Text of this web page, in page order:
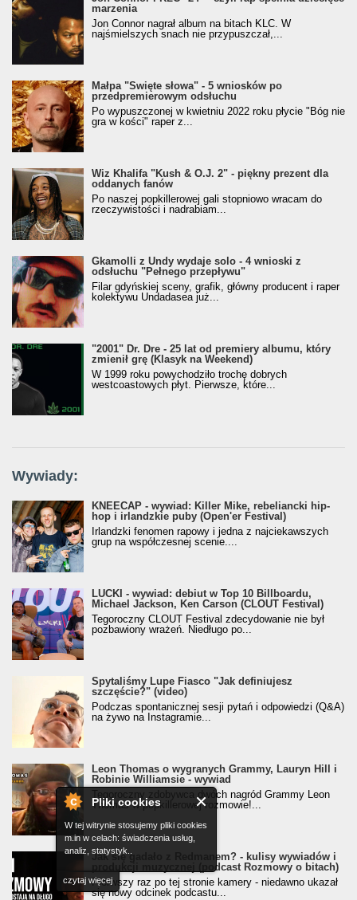
Pliki cookies
W tej witrynie stosujemy pliki cookies
m.in w celach: świadczenia usług,
analiz, statystyk..
czytaj więcej
marzenia
Jon Connor nagrał album na bitach KLC. W
najśmielszych snach nie przypuszczał,...
Małpa "Święte słowa" - 5 wniosków po
przedpremierowym odsłuchu
Po wypuszczonej w kwietniu 2022 roku płycie "Bóg nie
gra w kości" raper z...
Wiz Khalifa "Kush & O.J. 2" - piękny prezent dla
oddanych fanów
Po naszej popkillerowej gali stopniowo wracam do
rzeczywistości i nadrabiam...
Gkamolli z Undy wydaje solo - 4 wnioski z
odsłuchu "Pełnego przepływu"
Filar gdyńskiej sceny, grafik, główny producent i raper
kolektywu Undadasea już...
"2001" Dr. Dre - 25 lat od premiery albumu, który
zmienił grę (Klasyk na Weekend)
W 1999 roku powychodziło trochę dobrych
westcoastowych płyt. Pierwsze, które...
Wywiady:
KNEECAP - wywiad: Killer Mike, rebeliancki hip-
hop i irlandzkie puby (Open'er Festival)
Irlandzki fenomen rapowy i jedna z najciekawszych
grup na współczesnej scenie....
LUCKI - wywiad: debiut w Top 10 Billboardu,
Michael Jackson, Ken Carson (CLOUT Festival)
Tegoroczny CLOUT Festival zdecydowanie nie był
pozbawiony wrażeń. Niedługo po...
Spytaliśmy Lupe Fiasco "Jak definiujesz
szczęście?" (video)
Podczas spontanicznej sesji pytań i odpowiedzi (Q&A)
na żywo na Instagramie...
Leon Thomas o wygranych Grammy, Lauryn Hill i
Robinie Williamsie - wywiad
Tegoroczny zdobywca dwóch nagród Grammy Leon
Thomas w popkillerowej rozmowie!...
Jak się gadało z Redmanem? - kulisy wywiadów i
produkcji muzycznej (podcast Rozmowy o bitach)
Pierwszy raz po tej stronie kamery - niedawno ukazał
się nowy odcinek podcastu...